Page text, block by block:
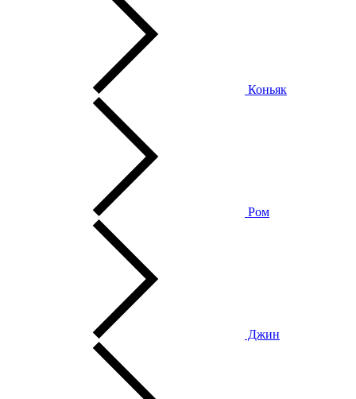
Коньяк
Ром
Джин